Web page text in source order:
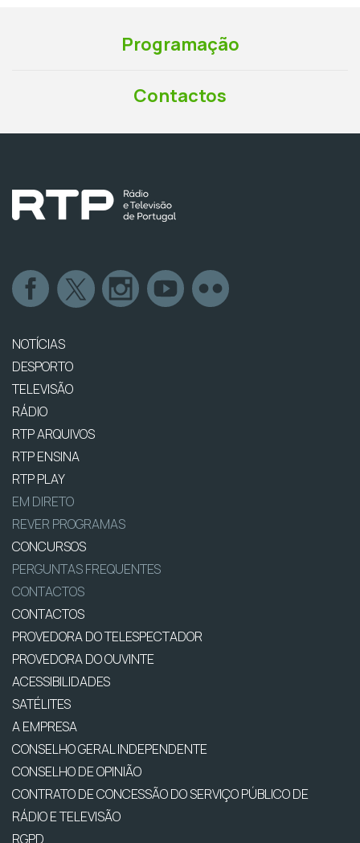
Programação
Contactos
NOTÍCIAS
DESPORTO
TELEVISÃO
RÁDIO
RTP ARQUIVOS
RTP ENSINA
RTP PLAY
EM DIRETO
REVER PROGRAMAS
CONCURSOS
PERGUNTAS FREQUENTES
CONTACTOS
CONTACTOS
PROVEDORA DO TELESPECTADOR
PROVEDORA DO OUVINTE
ACESSIBILIDADES
SATÉLITES
A EMPRESA
CONSELHO GERAL INDEPENDENTE
CONSELHO DE OPINIÃO
CONTRATO DE CONCESSÃO DO SERVIÇO PÚBLICO DE
RÁDIO E TELEVISÃO
RGPD